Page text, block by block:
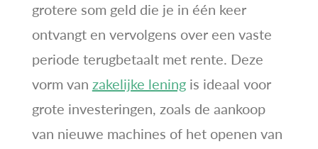
grotere som geld die je in één keer
ontvangt en vervolgens over een vaste
periode terugbetaalt met rente. Deze
vorm van zakelijke leningis ideaal voor
grote investeringen, zoals de aankoop
van nieuwe machines of het openen van